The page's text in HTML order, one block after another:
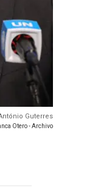
Guterres
Otero - Archivo